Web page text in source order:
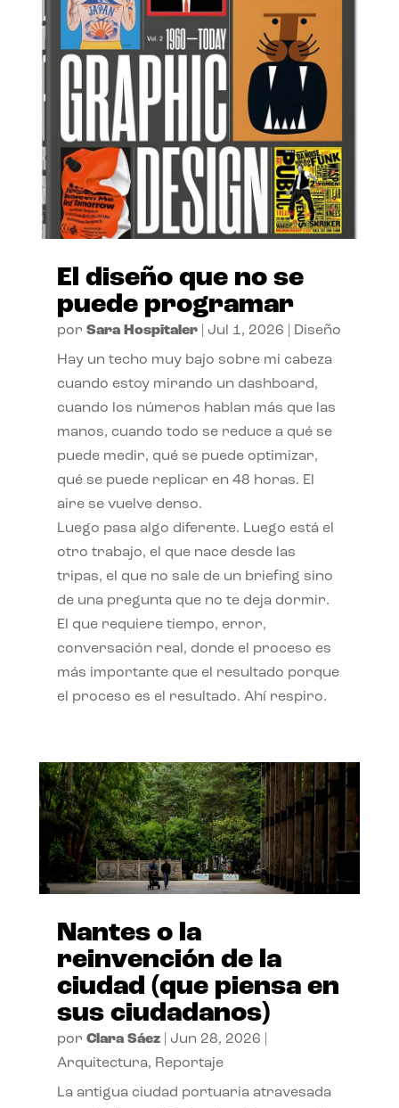
El diseño que no se
puede programar
por Sara Hospitaler| Jul 1, 2026 Diseño
Hay un techo muy bajo sobre mi cabeza
cuando estoy mirando un dashboard,
cuando los números hablan más que las
manos, cuando todo se reduce a qué se
puede medir, qué se puede optimizar,
qué se puede replicar en 48 horas. El
aire se vuelve denso.
Luego pasa algo diferente. Luego está el
otro trabajo, el que nace desde las
tripas, el que no sale de un briefing sino
de una pregunta que no te deja dormir.
El que requiere tiempo, error,
conversación real, donde el proceso es
más importante que el resultado porque
el proceso es el resultado. Ahí respiro.
Nantes o la
reinvención de la
ciudad (que piensa en
sus ciudadanos)
por Clara Sáez| Jun 28, 2026
Arquitectura, Reportaje
La antigua ciudad portuaria atravesada